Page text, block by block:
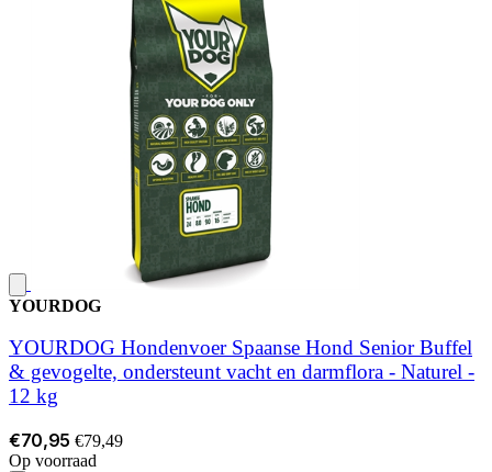
YOURDOG
YOURDOG Hondenvoer Spaanse Hond Senior Buffel
& gevogelte, ondersteunt vacht en darmflora - Naturel -
12 kg
€70,95 €79,49
Op voorraad